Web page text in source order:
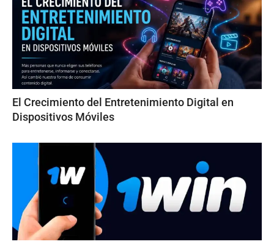
El Crecimiento del Entretenimiento Digital en
Dispositivos Móviles